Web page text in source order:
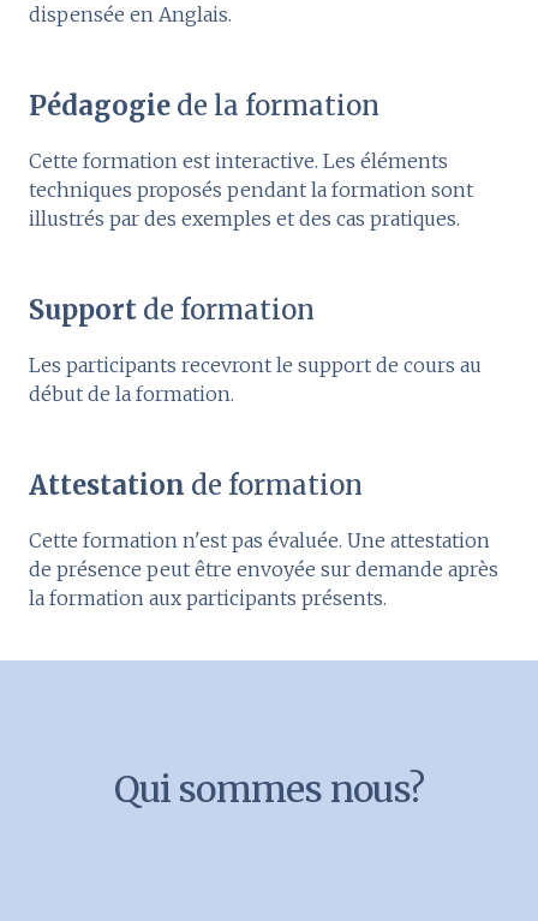
dispensée en Anglais.
Pédagogie de la formation
Cette formation est interactive. Les éléments
techniques proposés pendant la formation sont
illustrés par des exemples et des cas pratiques.
Support de formation
Les participants recevront le support de cours au
début de la formation.
Attestation de formation
Cette formation n'est pas évaluée. Une attestation
de présence peut être envoyée sur demande après
la formation aux participants présents.
Qui sommes nous?